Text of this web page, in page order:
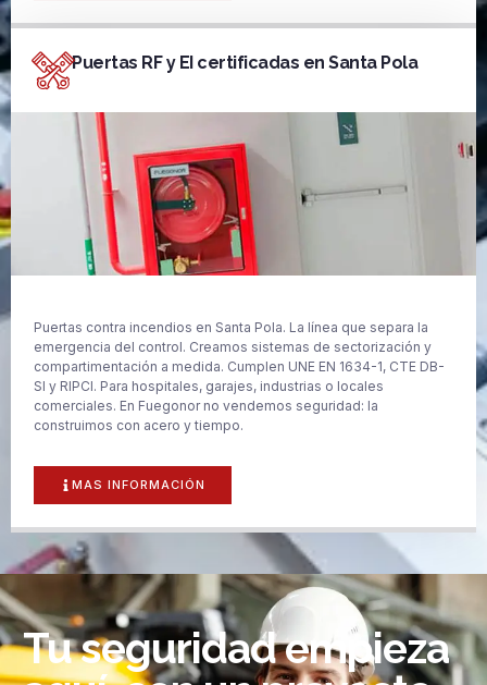
Puertas RF y EI certificadas en Santa Pola
Puertas contra incendios en Santa Pola. La línea que separa la
emergencia del control. Creamos sistemas de sectorización y
compartimentación a medida. Cumplen UNE EN 1634-1, CTE DB-
SI y RIPCI. Para hospitales, garajes, industrias o locales
comerciales. En Fuegonor no vendemos seguridad: la
construimos con acero y tiempo.
MAS INFORMACIÓN
Tu seguridad empieza